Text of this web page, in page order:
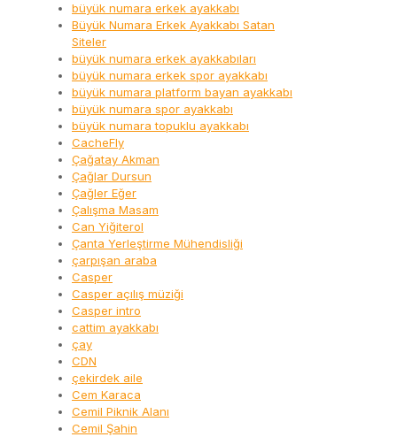
büyük numara erkek ayakkabı
Büyük Numara Erkek Ayakkabı Satan
Siteler
büyük numara erkek ayakkabıları
büyük numara erkek spor ayakkabı
büyük numara platform bayan ayakkabı
büyük numara spor ayakkabı
büyük numara topuklu ayakkabı
CacheFly
Çağatay Akman
Çağlar Dursun
Çağler Eğer
Çalışma Masam
Can Yiğiterol
Çanta Yerleştirme Mühendisliği
çarpışan araba
Casper
Casper açılış müziği
Casper intro
cattim ayakkabı
çay
CDN
çekirdek aile
Cem Karaca
Cemil Piknik Alanı
Cemil Şahin